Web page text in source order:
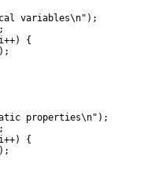
variables\n");
{
properties\n");
{